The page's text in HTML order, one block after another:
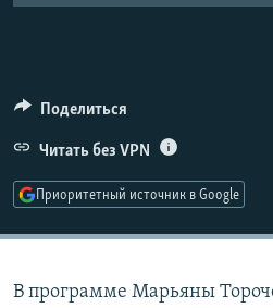
СОЦИАЛЬНЫЕ СЕТИ
Поделиться
Читать без VPN
Приоритетный источник в Google
В программе Марьяны